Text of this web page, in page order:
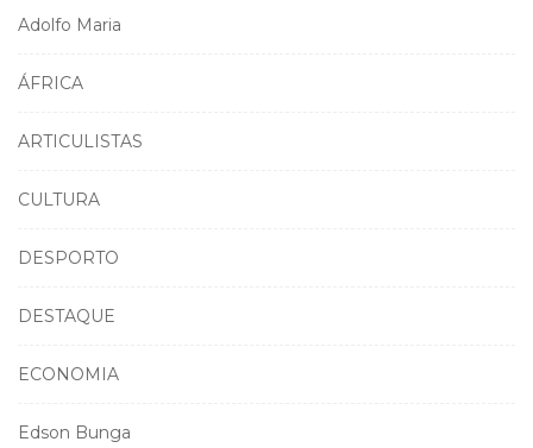
Adolfo Maria
ÁFRICA
ARTICULISTAS
CULTURA
DESPORTO
DESTAQUE
ECONOMIA
Edson Bunga